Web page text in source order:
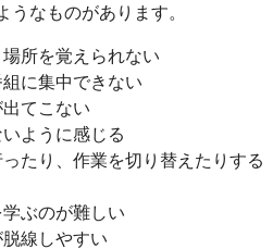
うなものがあります。
所を覚えられない
に集中できない
てこない
ように感じる
たり、作業を切り替えたりする
ぶのが難しい
線しやすい